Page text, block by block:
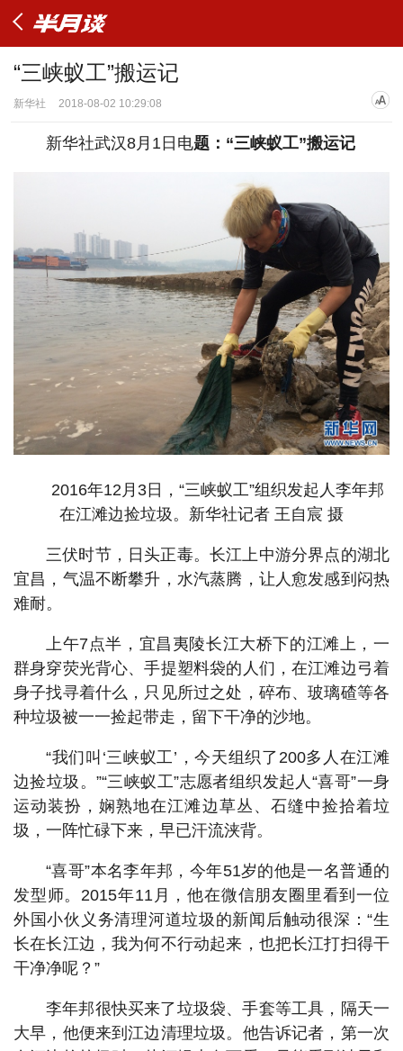
“三峡蚁工”搬运记
新华社 2018-08-02 10:29:08
新华社武汉8月1日电题：“三峡蚁工”搬运记
2016年12月3日，“三峡蚁工”组织发起人李年邦
在江滩边捡垃圾。新华社记者 王自宸 摄
三伏时节，日头正毒。长江上中游分界点的湖北
宜昌，气温不断攀升，水汽蒸腾，让人愈发感到闷热
难耐。
上午7点半，宜昌夷陵长江大桥下的江滩上，一
群身穿荧光背心、手提塑料袋的人们，在江滩边弓着
身子找寻着什么，只见所过之处，碎布、玻璃碴等各
种垃圾被一一捡起带走，留下干净的沙地。
“我们叫‘三峡蚁工’，今天组织了200多人在江滩
边捡垃圾。”“三峡蚁工”志愿者组织发起人“喜哥”一身
运动装扮，娴熟地在江滩边草丛、石缝中捡拾着垃
圾，一阵忙碌下来，早已汗流浃背。
“喜哥”本名李年邦，今年51岁的他是一名普通的
发型师。2015年11月，他在微信朋友圈里看到一位
外国小伙义务清理河道垃圾的新闻后触动很深：“生
长在长江边，我为何不行动起来，也把长江打扫得干
干净净呢？”
李年邦很快买来了垃圾袋、手套等工具，隔天一
大早，他便来到江边清理垃圾。他告诉记者，第一次